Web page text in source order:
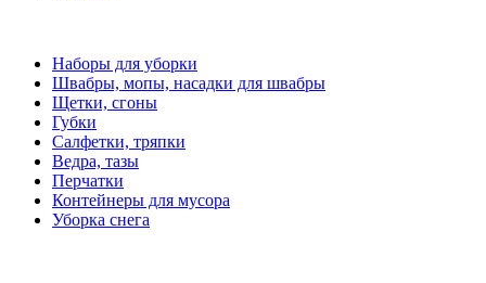
Наборы для уборки
Швабры, мопы, насадки для швабры
Щетки, сгоны
Губки
Салфетки, тряпки
Ведра, тазы
Перчатки
Контейнеры для мусора
Уборка снега